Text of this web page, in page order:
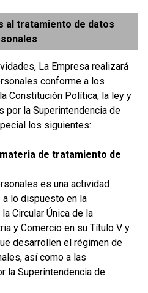
al tratamiento de datos
La Empresa realizará
conforme a los
Constitución Política, la ley y
por la Superintendencia de
los siguientes:
de tratamiento de
es una actividad
lo dispuesto en la
Circular Única de la
y Comercio en su Título V y
desarrollen el régimen de
así como a las
la Superintendencia de